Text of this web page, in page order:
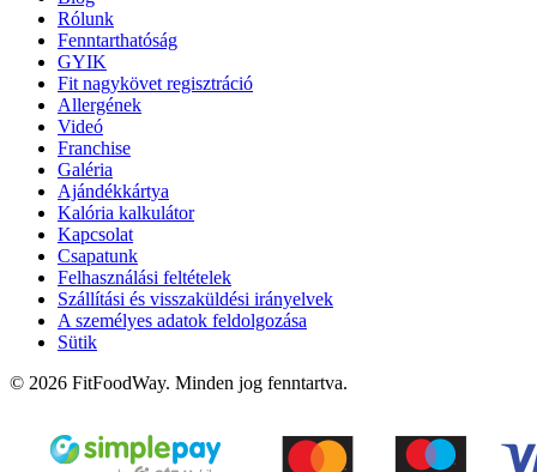
Rólunk
Fenntarthatóság
GYIK
Fit nagykövet regisztráció
Allergének
Videó
Franchise
Galéria
Ajándékkártya
Kalória kalkulátor
Kapcsolat
Csapatunk
Felhasználási feltételek
Szállítási és visszaküldési irányelvek
A személyes adatok feldolgozása
Sütik
© 2026 FitFoodWay. Minden jog fenntartva.